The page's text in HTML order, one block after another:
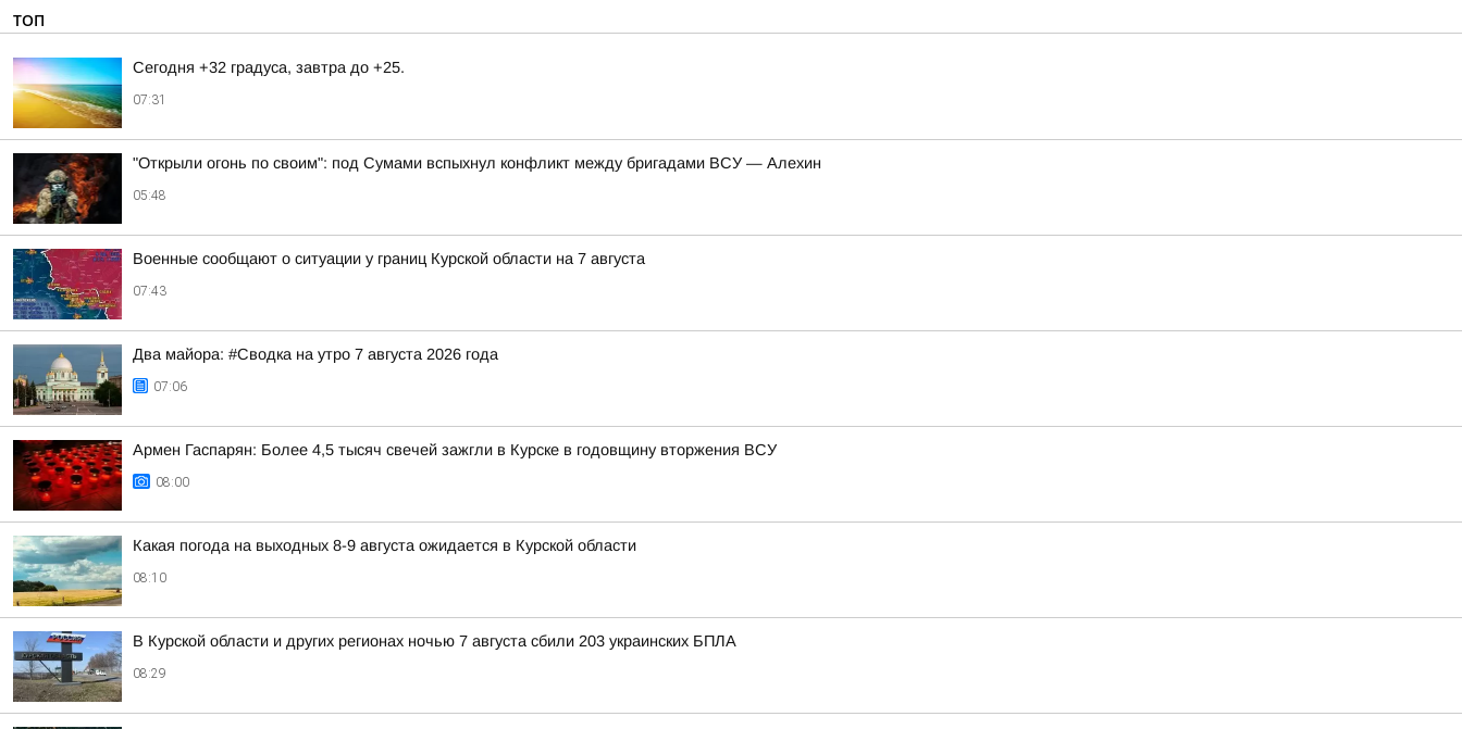
ТОП
Сегодня +32 градуса, завтра до +25.
07:31
"Открыли огонь по своим": под Сумами вспыхнул конфликт между бригадами ВСУ — Алехин
05:48
Военные сообщают о ситуации у границ Курской области на 7 августа
07:43
Два майора: #Сводка на утро 7 августа 2026 года
07:06
Армен Гаспарян: Более 4,5 тысяч свечей зажгли в Курске в годовщину вторжения ВСУ
08:00
Какая погода на выходных 8-9 августа ожидается в Курской области
08:10
В Курской области и других регионах ночью 7 августа сбили 203 украинских БПЛА
08:29